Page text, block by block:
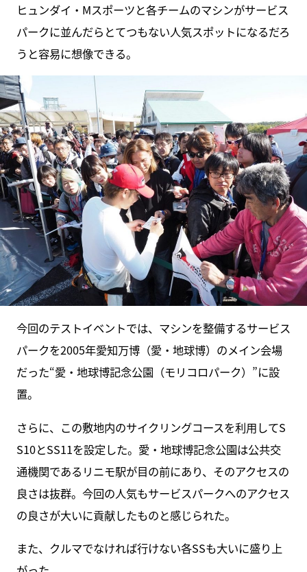
ヒュンダイ・Mスポーツと各チームのマシンがサービス
パークに並んだらとてつもない人気スポットになるだろ
うと容易に想像できる。
今回のテストイベントでは、マシンを整備するサービス
パークを2005年愛知万博（愛・地球博）のメイン会場
だった“愛・地球博記念公園（モリコロパーク）”に設
置。
さらに、この敷地内のサイクリングコースを利用してS
S10とSS11を設定した。愛・地球博記念公園は公共交
通機関であるリニモ駅が目の前にあり、そのアクセスの
良さは抜群。今回の人気もサービスパークへのアクセス
の良さが大いに貢献したものと感じられた。
また、クルマでなければ行けない各SSも大いに盛り上